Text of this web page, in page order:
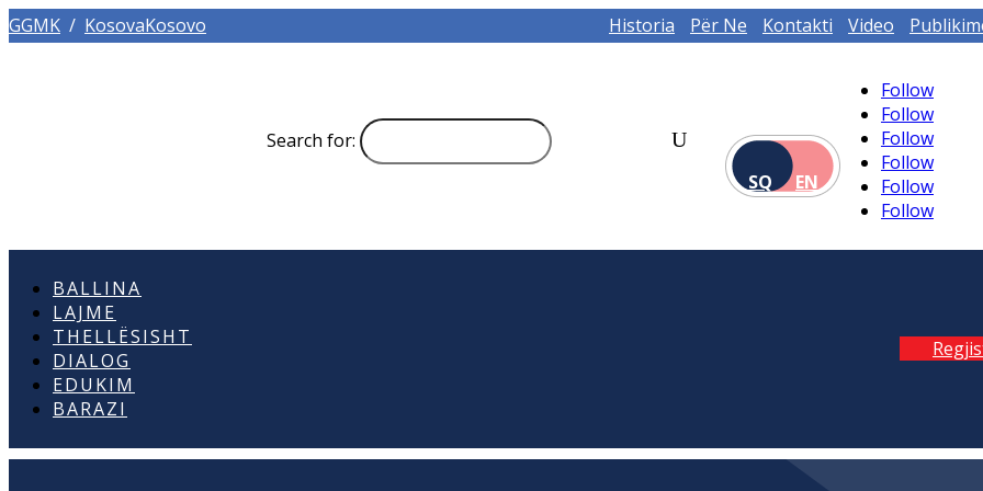
GGMK / KosovaKosovo Historia Për Ne Kontakti Video
Search for:
SQ
EN
Follow
Follow
Follow
Follow
Follow
Follow
BALLINA
LAJME
THELLËSISHT
DIALOG
EDUKIM
BARAZI